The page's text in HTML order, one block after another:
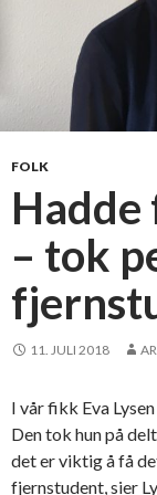
FOLK
Hadde
– tok
11. JULI 2018
I vår fikk Eva
Den tok hun på
det er viktig å få
fjernstudent, sier